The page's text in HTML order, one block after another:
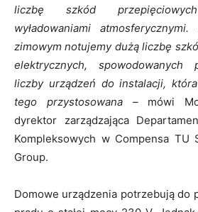
liczbę szkód
wyładowaniami
zimowym notujemy dużą liczbę
elektrycznych, spowodowanych
liczby urządzeń do instalacji,
tego przystosowana –mówi
dyrektor zarządzająca
Kompleksowych w Compensa TU
Group.
Domowe urządzenia potrzebują do